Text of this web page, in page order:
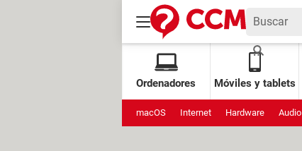
Ordenadores Móviles y tablets
macOS Internet Hardware Audio